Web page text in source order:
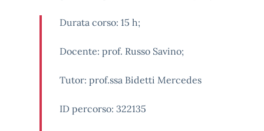
Durata corso: 15 h;
Docente: prof. Russo Savino;
Tutor: prof.ssa Bidetti Mercedes
ID percorso: 322135